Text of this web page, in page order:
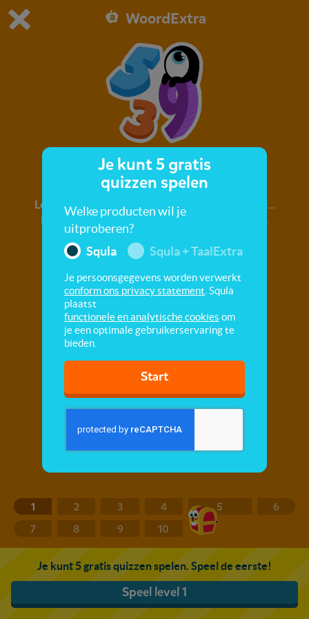
Dit is de gratis demo van Squla.
Bestel nu
0 1
WoordExtra
Cijfers
Leer nieuwe woorden! Een, twee, drie, vier, vijf...
Met cijfers kun je getallen en nummers maken.
Vergroot je woordenschat over cijfers.
1 2 3 4 5
6
7
8 9 10
Je kunt 5 gratis quizzen spelen. Speel de eerste!
Speel level 1
Je kunt 5 gratis
quizzen spelen
Welke producten wil je
uitproberen?
Squla
Squla + TaalExtra
Je persoonsgegevens worden verwerkt
conform ons privacy statement . Squla
plaatst
functionele en analytische cookies om
je een optimale gebruikerservaring te
bieden.
Start